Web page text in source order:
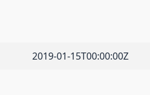
2019-01-15T00:00:00Z